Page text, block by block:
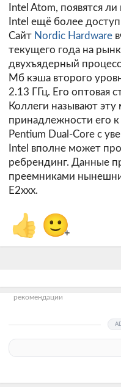
Intel Atom, появятся
Intel ещё более
Сайт Nordic Hardware
текущего года на
двухъядерный
Мб кэша второго
2.13 ГГц. Его оптовая
Коллеги называют
принадлежности его
Pentium Dual-Core с
Intel вполне может
ребрендинг. Данные
преемниками
E2xxx.
👍 🙂+
рекомендации